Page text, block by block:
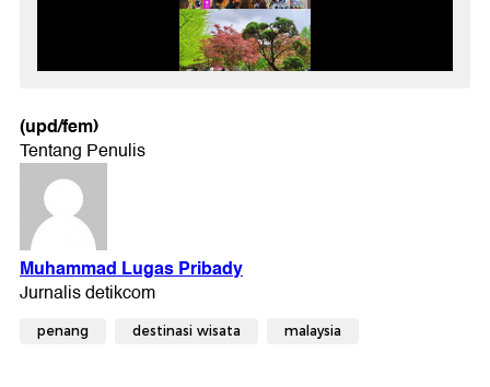
(upd/fem)
penang destinasi wisata malaysia